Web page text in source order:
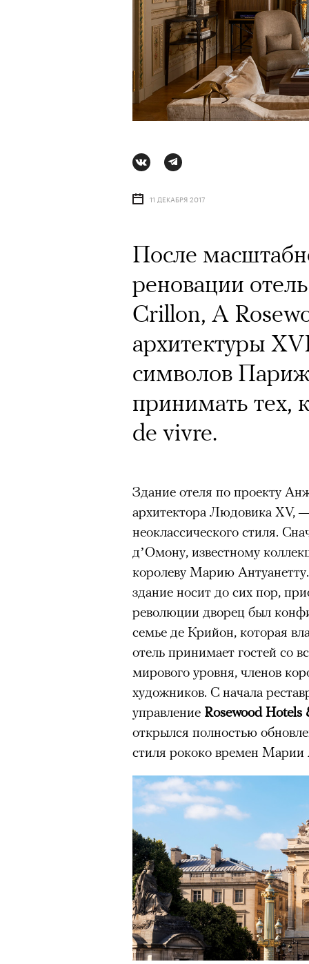
11 ДЕКАБРЯ 2017
После
реновации
Crillon, A
архитектуры
символов
принимать тех,
de vivre.
Здание отеля по проекту
архитектора Людовика XV,
неоклассического стиля.
д’Омону, известному
королеву Марию
здание носит до сих пор,
революции дворец был
семье де Крийон, которая
отель принимает гостей со
мирового уровня, членов
художников. С начала
управление Rosewood Hotels
открылся полностью
стиля рококо времен Марии
АВТОР ВАЛЕРИЯ ДАВЫДОВА-КАЛАШНИК
Почему для
горы
готовы снова
Психологи и
высота меняет
Подписывайтесь на
Главное
Горы привлекают людей
концентрации, в
остается только
Экстремальные
гормонов, из-за чего
Для многих альпинизм
рутины, перезагрузиться
Совместное
людьми особенно
Наука не подтверждает
признает, что
к
устойчивостью к стрессу
Большинство
ради ощущения ясности,